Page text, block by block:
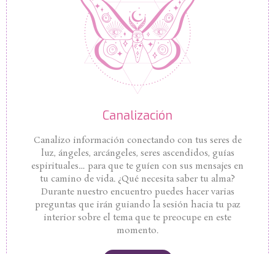
Canalización
Canalizo información conectando con tus seres de
luz, ángeles, arcángeles, seres ascendidos, guías
espirituales… para que te guíen con sus mensajes en
tu camino de vida. ¿Qué necesita saber tu alma?
Durante nuestro encuentro puedes hacer varias
preguntas que irán guiando la sesión hacia tu paz
interior sobre el tema que te preocupe en este
momento.